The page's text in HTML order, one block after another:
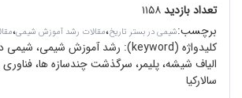
تعداد بازدید۱۱۵۸
برچسب:شیمی در بستر تاریخ،مقالات رشد آموزش شیمی،
کلیدواژه (keyword):
رشد آموزش شیمی، شیمی در
الیاف شیشه، پلیمر، سرگذشت چندسازه ها، فناوری
سالارکیا